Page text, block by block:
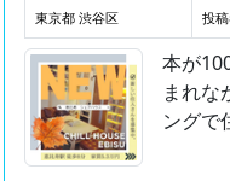
東京都 渋谷区 投
本が
まれな
ングで